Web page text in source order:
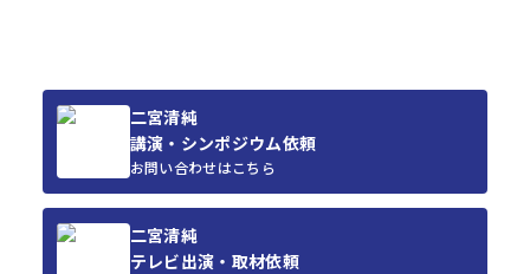
二宮清純
講演・シンポジウム依頼
お問い合わせはこちら
二宮清純
テレビ出演・取材依頼